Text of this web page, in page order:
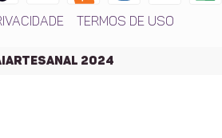
Termos de Uso
2024